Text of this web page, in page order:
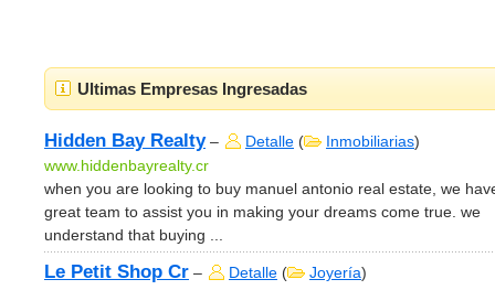
Ultimas Empresas Ingresadas
Hidden Bay Realty– Detalle ( Inmobiliarias)
www.hiddenbayrealty.cr
when you are looking to buy manuel antonio real estate, we
great team to assist you in making your dreams come true. we
understand that buying ...
Le Petit Shop Cr – Detalle ( Joyería)